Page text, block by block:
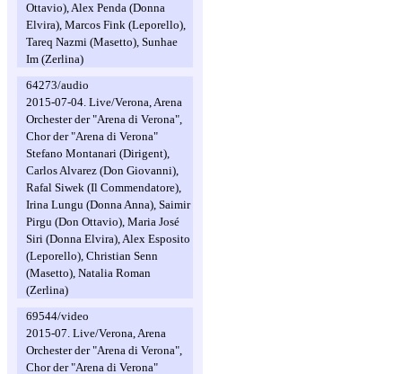
Ottavio), Alex Penda (Donna
Elvira), Marcos Fink (Leporello),
Tareq Nazmi (Masetto), Sunhae
Im (Zerlina)
64273/audio
2015-07-04. Live/Verona, Arena
Orchester der "Arena di Verona",
Chor der "Arena di Verona"
Stefano Montanari (Dirigent),
Carlos Alvarez (Don Giovanni),
Rafal Siwek (Il Commendatore),
Irina Lungu (Donna Anna), Saimir
Pirgu (Don Ottavio), Maria José
Siri (Donna Elvira), Alex Esposito
(Leporello), Christian Senn
(Masetto), Natalia Roman
(Zerlina)
69544/video
2015-07. Live/Verona, Arena
Orchester der "Arena di Verona",
Chor der "Arena di Verona"